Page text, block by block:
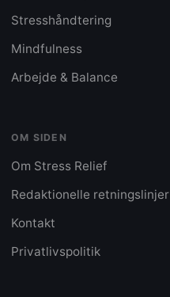
Stresshåndtering
Mindfulness
Arbejde & Balance
OM SIDEN
Om Stress Relief
Redaktionelle retningslinjer
Kontakt
Privatlivspolitik